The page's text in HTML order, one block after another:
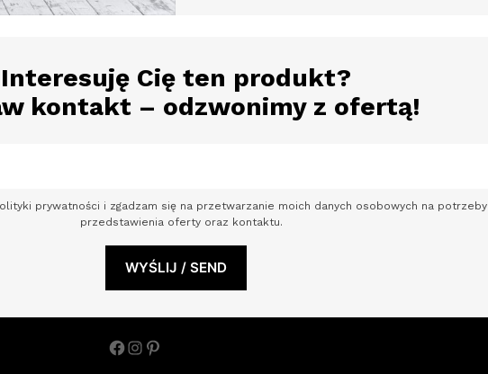
Interesuję Cię ten produkt?
kontakt – odzwonimy z ofertą!
prywatności i zgadzam się na przetwarzanie moich danych osobowych na potrzeby
przedstawienia oferty oraz kontaktu.
Facebook Instagram Pinterest